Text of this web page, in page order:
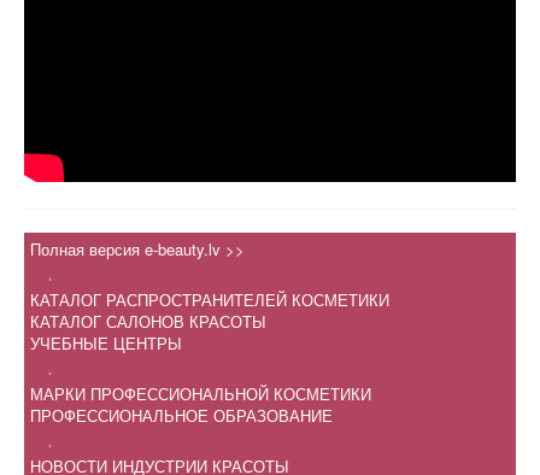
Полная версия e-beauty.lv >>
.
КАТАЛОГ РАСПРОСТРАНИТЕЛЕЙ КОСМЕТИКИ
КАТАЛОГ САЛОНОВ КРАСОТЫ
УЧЕБНЫЕ ЦЕНТРЫ
.
МАРКИ ПРОФЕССИОНАЛЬНОЙ КОСМЕТИКИ
ПРОФЕССИОНАЛЬНОЕ ОБРАЗОВАНИЕ
.
НОВОСТИ ИНДУСТРИИ КРАСОТЫ